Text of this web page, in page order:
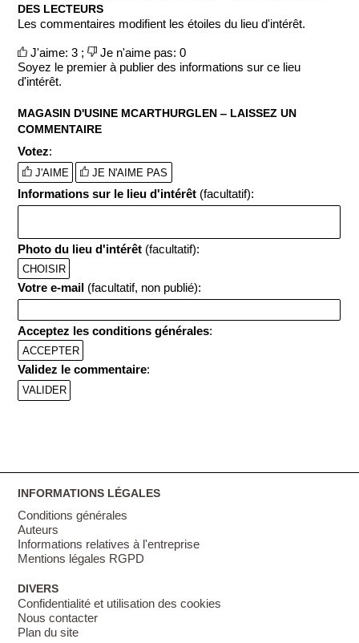
DES LECTEURS
Les commentaires modifient les étoiles du lieu d'intérêt.
J'aime: 3 ;
Je n'aime pas: 0
Soyez le premier à publier des informations sur ce lieu
d'intérêt.
MAGASIN D'USINE MCARTHURGLEN ‒ LAISSEZ UN
COMMENTAIRE
Votez:
J'AIME JE N'AIME PAS
Informations sur le lieu d'intérêt (facultatif):
Photo du lieu d'intérêt (facultatif):
CHOISIR
Votre e-mail (facultatif, non publié):
Acceptez les conditions générales:
ACCEPTER
Validez le commentaire:
INFORMATIONS LÉGALES
Conditions générales
Auteurs
Informations relatives à l'entreprise
Mentions légales RGPD
DIVERS
Confidentialité et utilisation des cookies
Nous contacter
Plan du site